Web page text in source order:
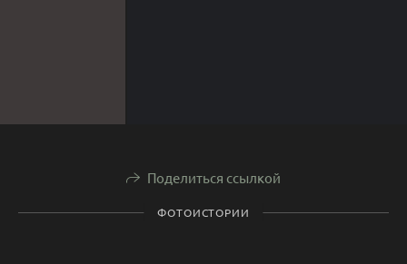
Поделиться ссылкой
ФОТОИСТОРИИ